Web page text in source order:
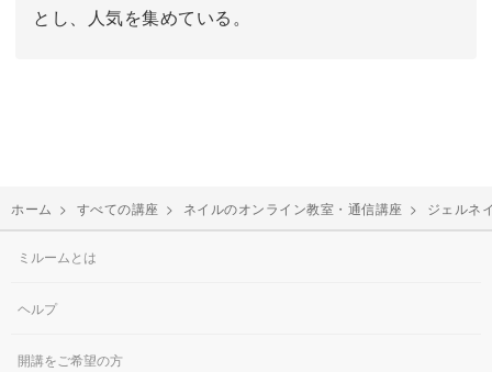
とし、人気を集めている。
ホーム > すべての講座 > ネイルのオンライン教室・通信講座 > ジェルネ
ミルームとは
ヘルプ
開講をご希望の方